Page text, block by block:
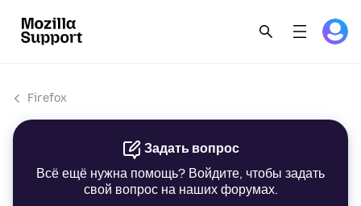
Firefox
Задать вопрос
Всё ещё нужна помощь? Войдите, чтобы задать
свой вопрос на наших форумах.